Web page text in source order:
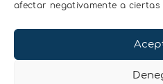
afectar negativamente a ciertas